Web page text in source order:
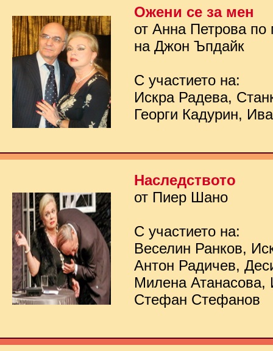
Ожени се за мен
от Анна Петрова по
на Джон Ъпдайк
С участието на:
Искра Радева,
Георги Кадурин,
Наследството
от Пиер Шано
С участието на:
Веселин Ранков,
Антон Радичев,
Милена Атанасова,
Стефан Стефанов